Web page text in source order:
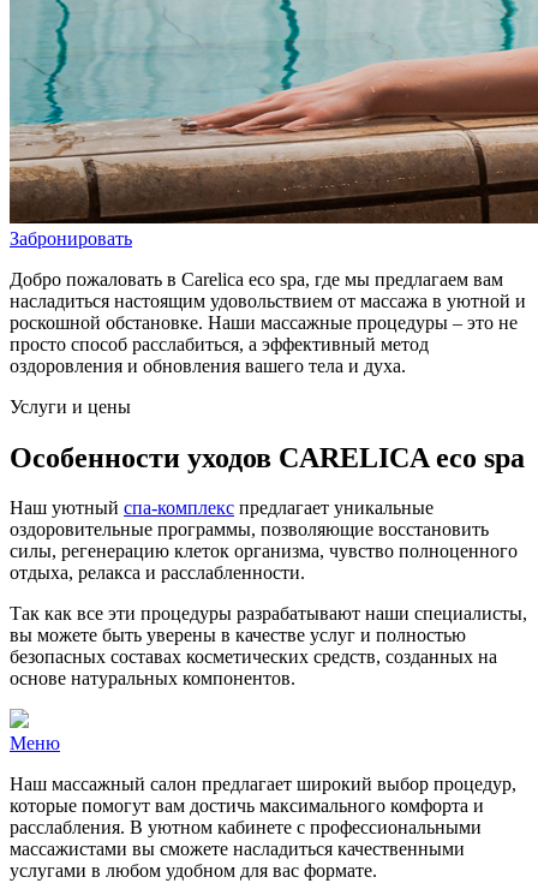
Забронировать
Добро пожаловать в Carelica eco spa, где мы предлагаем вам
насладиться настоящим удовольствием от массажа в уютной и
роскошной обстановке. Наши массажные процедуры – это не
просто способ расслабиться, а эффективный метод
оздоровления и обновления вашего тела и духа.
Услуги и цены
Особенности уходов CARELICA eco spa
Наш уютный спа-комплекс предлагает уникальные
оздоровительные программы, позволяющие восстановить
силы, регенерацию клеток организма, чувство полноценного
отдыха, релакса и расслабленности.
Так как все эти процедуры разрабатывают наши специалисты,
вы можете быть уверены в качестве услуг и полностью
безопасных составах косметических средств, созданных на
основе натуральных компонентов.
Меню
Наш массажный салон предлагает широкий выбор процедур,
которые помогут вам достичь максимального комфорта и
расслабления. В уютном кабинете с профессиональными
массажистами вы сможете насладиться качественными
услугами в любом удобном для вас формате.